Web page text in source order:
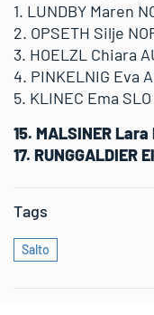
1. LUNDBY Maren
2. OPSETH Silje
3. HOELZL Chiara
4. PINKELNIG Eva
5. KLINEC Ema
15. MALSINER Lara
17. RUNGGALDIER
Tags
Salto